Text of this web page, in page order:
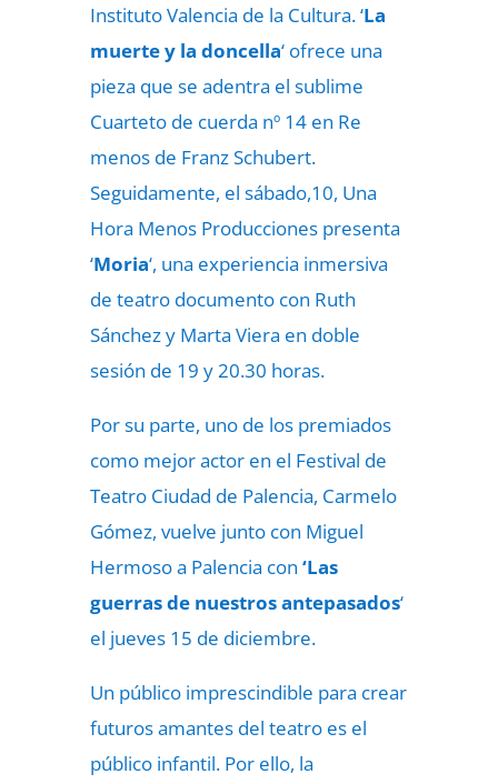
Instituto Valencia de la Cultura. ‘La
muerte y la doncella‘ ofrece una
pieza que se adentra el sublime
Cuarteto de cuerda nº 14 en Re
menos de Franz Schubert.
Seguidamente, el sábado,10, Una
Hora Menos Producciones presenta
‘Moria‘, una experiencia inmersiva
de teatro documento con Ruth
Sánchez y Marta Viera en doble
sesión de 19 y 20.30 horas.
Por su parte, uno de los premiados
como mejor actor en el Festival de
Teatro Ciudad de Palencia, Carmelo
Gómez, vuelve junto con Miguel
Hermoso a Palencia con ‘Las
guerras de nuestros antepasados‘
el jueves 15 de diciembre.
Un público imprescindible para crear
futuros amantes del teatro es el
público infantil. Por ello, la